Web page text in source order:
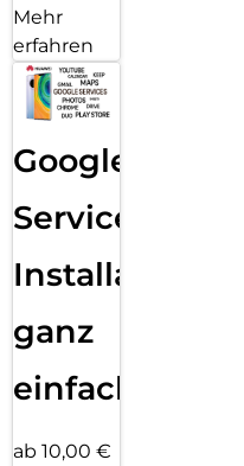
Mehr
erfahren
Google
Services
Installation
ganz
einfach
ab 10,00 €